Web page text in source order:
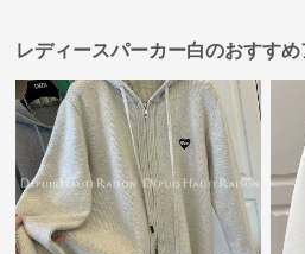
レディースパーカー白のおすすめ